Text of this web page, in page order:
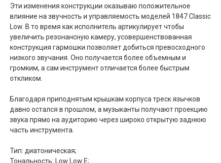
Эти изменения конструкции оказываю положительное
влияние на звучность и управляемость моделей 1847 Classic
Low. В то время как исполнитель артикулирует чтобы
увеличить резонансную камеру, усовершенствованная
конструкция гармошки позволяет добиться превосходного
низкого звучания. Оно получается более объемным и
громким, а сам инструмент отличается более быстрым
откликом.
Благодаря приподнятым крышкам корпуса треск язычков
давно остался в прошлом, а музыканты получают проекцию
звука прямо на аудиторию через широко открытую заднюю
часть инструмента.
Тип: диатоническая;
Тональность: Low Low E;